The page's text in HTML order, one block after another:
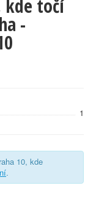
kde točí
-
1
10, kde
.